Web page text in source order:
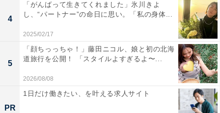
4
「がんばって生きてくれました」氷川きよ
し、“パートナー”の命日に思い。「私の身体...
2025/02/17
5
「顔ちっっちゃ！」藤田ニコル、娘と初の北海
道旅行を公開！ 「スタイルよすぎるよ〜...
2026/08/08
PR
1日だけ働きたい、を叶える求人サイト